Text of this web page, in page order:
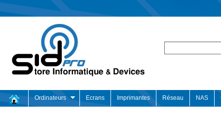
Ordinateurs Ecrans Imprimantes Réseau NAS